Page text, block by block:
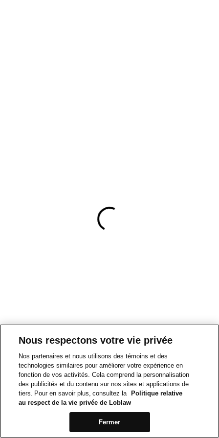
Nous respectons votre vie privée
Nos partenaires et nous utilisons des témoins et des
technologies similaires pour améliorer votre expérience en
fonction de vos activités. Cela comprend la personnalisation
des publicités et du contenu sur nos sites et applications de
tiers. Pour en savoir plus, consultez la
Politique relative
au respect de la vie privée de Loblaw
Fermer